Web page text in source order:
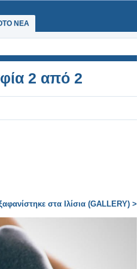
NEA
2 από 2
στα Ιλίσια (GALLERY) >